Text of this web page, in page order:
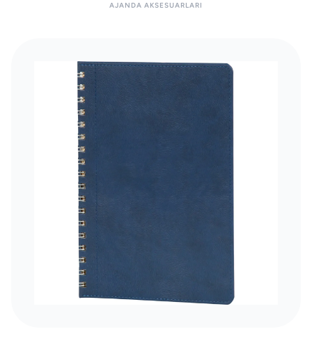
AJANDA AKSESUARLARI